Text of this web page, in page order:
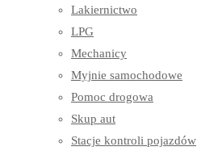
Lakiernictwo
LPG
Mechanicy
Myjnie samochodowe
Pomoc drogowa
Skup aut
Stacje kontroli pojazdów